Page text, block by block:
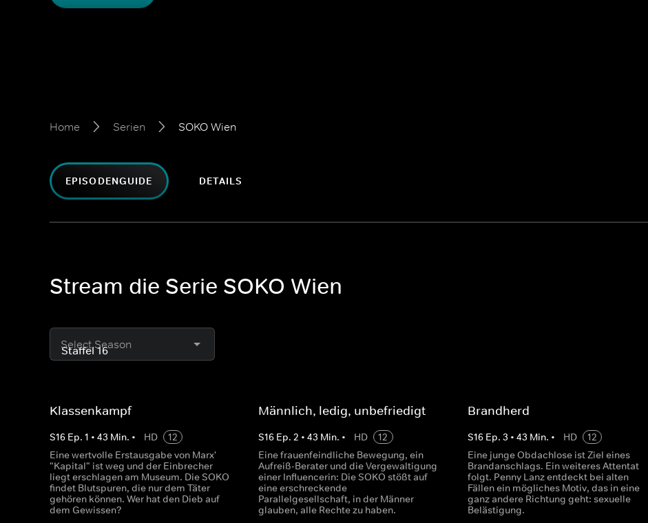
Home Serien SOKO Wien
EPISODENGUIDE DETAILS
Stream die Serie SOKO Wien
Select Season
Klassenkampf
S16 Ep. 1 • 43 Min. • HD
12
Eine wertvolle Erstausgabe von Marx'
"Kapital" ist weg und der Einbrecher
liegt erschlagen am Museum. Die SOKO
findet Blutspuren, die nur dem Täter
gehören können. Wer hat den Dieb auf
dem Gewissen?
Männlich, ledig, unbefriedigt
S16 Ep.2 •43 Min. • HD
12
Eine frauenfeindliche Bewegung, ein
Aufreiß-Berater und die Vergewaltigung
einer Influencerin: Die SOKO stößt auf
eine erschreckende
Parallelgesellschaft, in der Männer
glauben, alle Rechte zu haben.
Brandherd
S16 Ep. 3 • 43 Min. • HD
12
Eine junge Obdachlose ist Ziel eines
Brandanschlags. Ein weiteres Attentat
folgt. Penny Lanz entdeckt bei alten
Fällen ein mögliches Motiv, das in eine
ganz andere Richtung geht: sexuelle
Belästigung.